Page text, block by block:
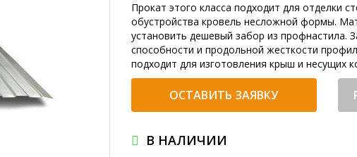
Прокат этого класса подходит для отделки
обустройства кровель несложной формы.
установить дешевый забор из профнастила.
способности и продольной жесткости
подходит для изготовления крыш и несущих
ОСТАВИТЬ ЗАЯВКУ
В НАЛИЧИИ